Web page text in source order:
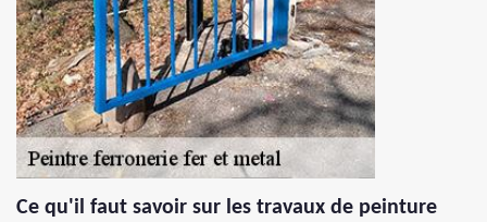
Ce qu'il faut savoir sur les travaux de peinture